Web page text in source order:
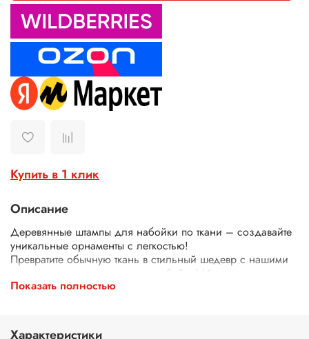
Купить в 1 клик
Описание
Деревянные штампы для набойки по ткани – создавайте
уникальные орнаменты с легкостью!
Превратите обычную ткань в стильный шедевр с нашими
деревянными штампами для набойки! Идеально
подходят для декора одежды, текстиля, сумок, скатертей
Экологичные – изготовлены из дерева.
Показать полностью
Характеристики